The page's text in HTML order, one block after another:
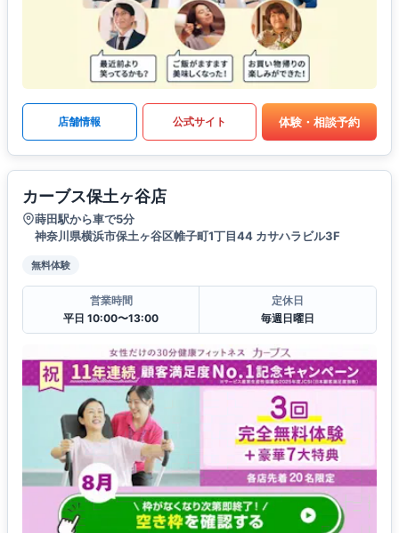
店舗情報 公式サイト 体験・相談予約
カーブス保土ヶ谷店
蒔田駅から車で5分
神奈川県横浜市保土ヶ谷区帷子町1丁目44 カサハラビル3F
無料体験
営業時間
平日 10:00〜13:00
定休日
毎週日曜日